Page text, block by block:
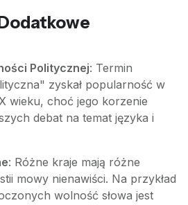
Politycznej: Termin
zyskał popularność w
wieku, choć jego korzenie
debat na temat języka i
: Różne kraje mają różne
mowy nienawiści. Na przykład
wolność słowa jest